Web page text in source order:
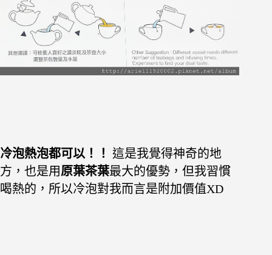
冷泡熱泡都可以！！ 這是我覺得神奇的地
方，也是用原葉茶葉最大的優勢，但我習慣
喝熱的，所以冷泡對我而言是附加價值XD